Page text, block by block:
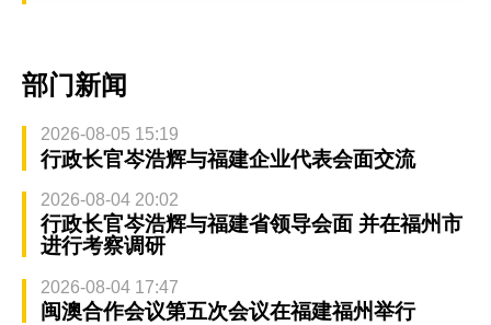
部门新闻
2026-08-05 15:19
行政长官岑浩辉与福建企业代表会面交流
2026-08-04 20:02
行政长官岑浩辉与福建省领导会面 并在福州市
进行考察调研
2026-08-04 17:47
闽澳合作会议第五次会议在福建福州举行